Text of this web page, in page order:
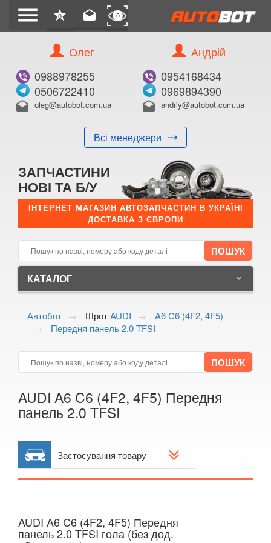
menu star
0 drafts 0
Олег
0988978255
0506722410
drafts oleg@autobot.com.ua
Всі менеджери
Андрій
0954168434
0969894390
drafts andriy@autobot.com.ua
ЗАПЧАСТИНИ
НОВІ ТА Б/У
ІНТЕРНЕТ МАГАЗИН АВТОЗАПЧАСТИН В УКРАЇНІ
ДОСТАВКА З ЄВРОПИ
КАТАЛОГ keyboard_arrow_down
AUDI
A1/S1 I (8X1)
A2 (8Z)
A3/S3 II Sportback (8PA)
A3 II Cabrio (8P7)
A3/S3 III Sportback (8VA)
Автобот ШротAUDI
A6 C6 (4F2, 4F5)
Передня панель 2.0 TFSI
AUDI A6 C6 (4F2, 4F5) Передня
панель 2.0 TFSI
Застосування товару
AUDI A6 C6 (4F2, 4F5) Передня
панель 2.0 TFSI гола (без дод.
КУПИТИ
Оригінальний номер:
Примітка:
E-mail:
Телефон:
+38 (050) 672-24-10
+38 (098) 897-82-55
Волинська область, м.Ковель,
вул. Тимірязєва, 4